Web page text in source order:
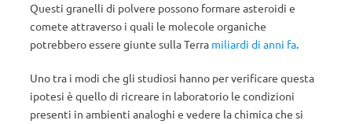
Questi granelli di polvere possono formare asteroidi e
comete attraverso i quali le molecole organiche
potrebbero essere giunte sulla Terra miliardi di anni fa.
Uno tra i modi che gli studiosi hanno per verificare questa
ipotesi è quello di ricreare in laboratorio le condizioni
presenti in ambienti analoghi e vedere la chimica che si